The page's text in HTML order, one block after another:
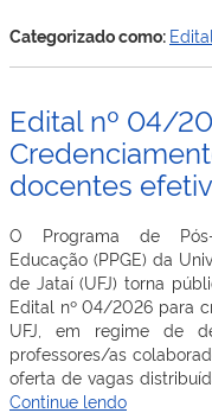
Categorizado como: Edital
Edital nº 04/
docentes
O Programa de Pós-
Educação (PPGE) da
de Jataí (UFJ) torna
Edital nº 04/2026 para
UFJ, em regime de
professores/as
oferta de vagas
Continue lendoEdital